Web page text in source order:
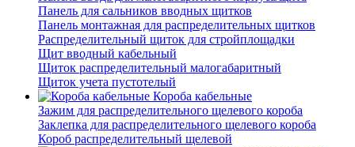
Панель для сальников вводных щитков
Панель монтажная для распределительных щитков
Распределительный щиток для стройплощадки
Щит вводный кабельный
Щиток распределительный малогабаритный
Щиток учета пустотелый
Короба кабельные
Зажим для распределительного щелевого короба
Заклепка для распределительного щелевого короба
Короб распределительный щелевой